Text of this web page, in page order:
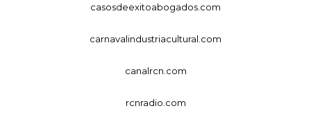
casosdeexitoabogados.com
carnavalindustriacultural.com
canalrcn.com
rcnradio.com